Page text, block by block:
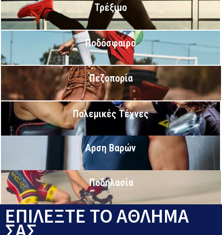
Τρέξιμο
Ποδόσφαιρο
Πεζοπορία
Πολεμικές Τέχνες
Αρση Βαρών
Ποδηλασία
ΕΠΙΛΕΞΤΕ ΤΟ ΑΘΛΗΜΑ